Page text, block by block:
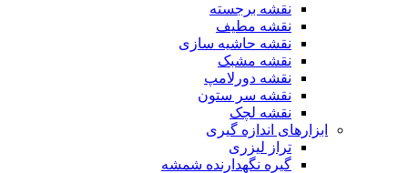
نقشه برجسته
نقشه مطیف
نقشه حاشیه سازی
نقشه مشبک
نقشه دورلامپ
نقشه سر ستون
نقشه لچک
ابزارهای اندازه گیری
تراز لیزری
گیره نگهدارنده شمشه